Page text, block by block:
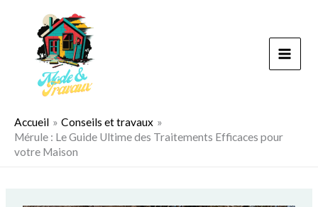
Accueil
Conseils et travaux
Mérule : Le Guide Ultime des Traitements Efficaces pour
votre Maison